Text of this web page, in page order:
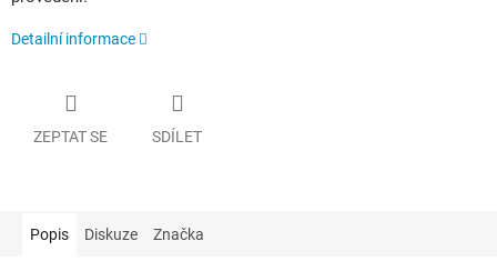
Detailní informace
ZEPTAT SE SDÍLET
Popis Diskuze Značka